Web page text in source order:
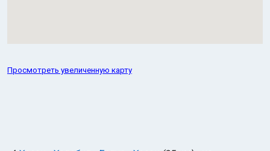
Просмотреть увеличенную карту